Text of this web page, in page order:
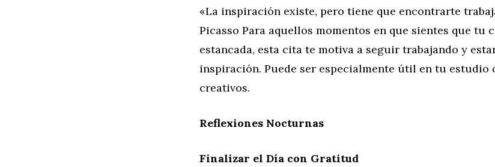
«La inspiración existe, pero tiene que encontrarte
Picasso Para aquellos momentos en que sientes que tu
estancada, esta cita te motiva a seguir trabajando y
inspiración. Puede ser especialmente útil en tu estudio
creativos.
Reflexiones Nocturnas
Finalizar el Día con Gratitud